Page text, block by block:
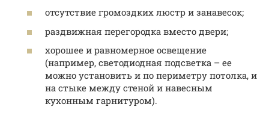
отсутствие громоздких люстр и занавесок;
раздвижная перегородка вместо двери;
хорошее и равномерное освещение
(например, светодиодная подсветка – ее
можно установить и по периметру потолка, и
на стыке между стеной и навесным
кухонным гарнитуром).